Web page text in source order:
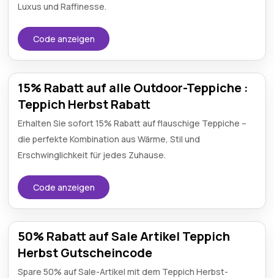
Luxus und Raffinesse.
Code anzeigen
15% Rabatt auf alle Outdoor-Teppiche :
Teppich Herbst Rabatt
Erhalten Sie sofort 15% Rabatt auf flauschige Teppiche –
die perfekte Kombination aus Wärme, Stil und
Erschwinglichkeit für jedes Zuhause.
Code anzeigen
50% Rabatt auf Sale Artikel Teppich
Herbst Gutscheincode
Spare 50% auf Sale-Artikel mit dem Teppich Herbst-